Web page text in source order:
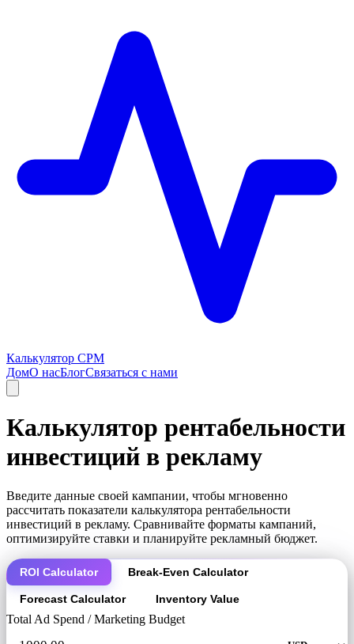
Калькулятор CPM
ДомО насБлогСвязаться с нами
Калькулятор рентабельности
инвестиций в рекламу
Введите данные своей кампании, чтобы мгновенно
рассчитать показатели калькулятора рентабельности
инвестиций в рекламу. Сравнивайте форматы кампаний,
оптимизируйте ставки и планируйте рекламный бюджет.
ROI Calculator Break-Even Calculator
Forecast Calculator Inventory Value
Total Ad Spend / Marketing Budget